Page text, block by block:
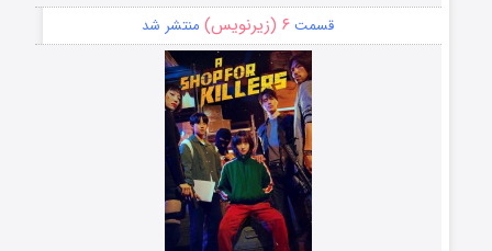
قسمت ۶ (زیرنویس) منتشر شد